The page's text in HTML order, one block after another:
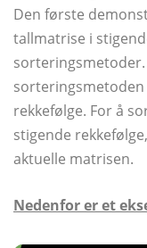
Den første
tallmatrise i
rekkefølge. For å
stigende
aktuelle matrisen.
Nedenfor er et